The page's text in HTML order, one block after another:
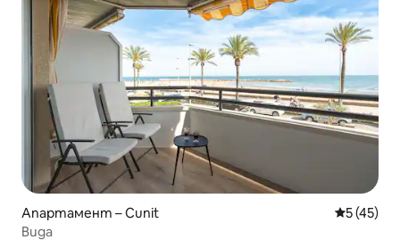
Апартамент – Cunit Средна
5 (45)
Вида